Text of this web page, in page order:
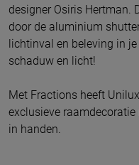
designer Osiris Hertman.
door de aluminium
lichtinval en beleving in
schaduw en licht!
Met Fractions heeft
exclusieve
in handen.